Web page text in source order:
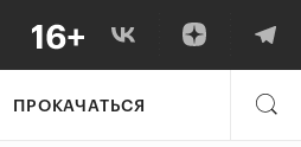
ПРОКАЧАТЬСЯ